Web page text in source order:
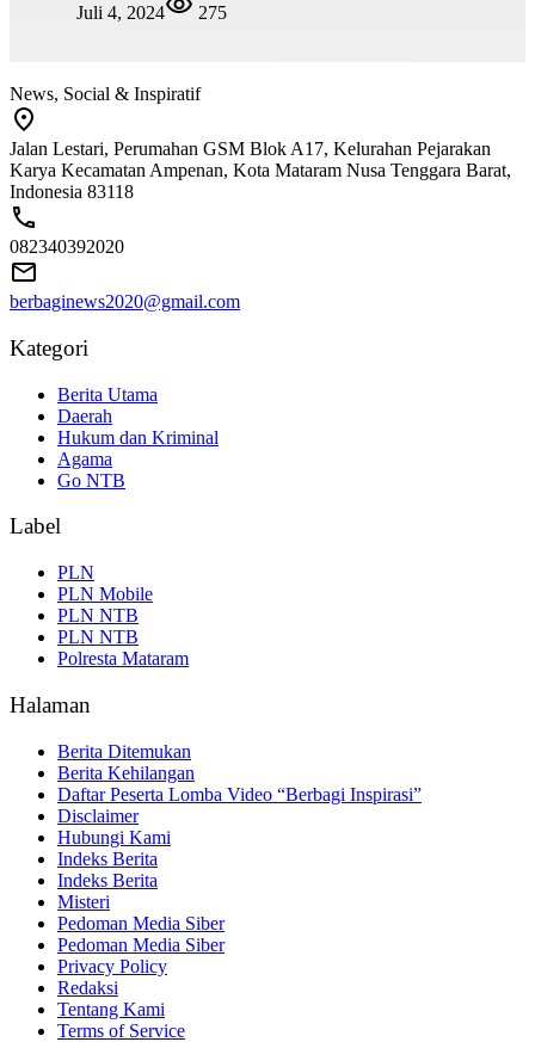
Juli 4, 2024
275
News, Social & Inspiratif
Jalan Lestari, Perumahan GSM Blok A17, Kelurahan Pejarakan
Karya Kecamatan Ampenan, Kota Mataram Nusa Tenggara Barat,
Indonesia 83118
082340392020
berbaginews2020@gmail.com
Kategori
Berita Utama
Daerah
Hukum dan Kriminal
Agama
Go NTB
Label
PLN
PLN Mobile
PLN NTB
PLN NTB
Polresta Mataram
Halaman
Berita Ditemukan
Berita Kehilangan
Daftar Peserta Lomba Video “Berbagi Inspirasi”
Disclaimer
Hubungi Kami
Indeks Berita
Indeks Berita
Misteri
Pedoman Media Siber
Pedoman Media Siber
Privacy Policy
Redaksi
Tentang Kami
Terms of Service